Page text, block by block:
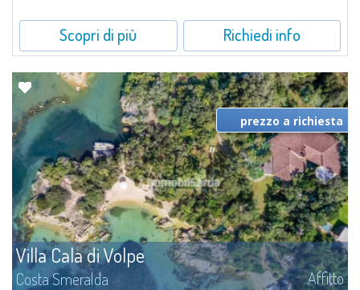
Scopri di più Richiedi info
Villa Cala di Volpe
Costa Smeralda Affitto
prezzo a richiesta